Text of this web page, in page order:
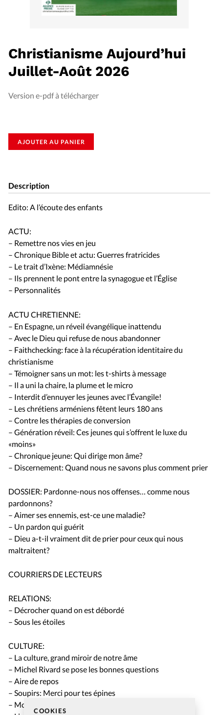
COOKIES
Christianisme Aujourd’hui
Juillet-Août 2026
Version e-pdf à télécharger
AJOUTER AU PANIER
Description
Edito: A l’écoute des enfants
ACTU:
– Remettre nos vies en jeu
– Chronique Bible et actu: Guerres fratricides
– Le trait d’Ixène: Médiamnésie
– Ils prennent le pont entre la synagogue et l’Église
– Personnalités
ACTU CHRETIENNE:
– En Espagne, un réveil évangélique inattendu
– Avec le Dieu qui refuse de nous abandonner
– Faithchecking: face à la récupération identitaire du
christianisme
– Témoigner sans un mot: les t-shirts à message
– Il a uni la chaire, la plume et le micro
– Interdit d’ennuyer les jeunes avec l’Évangile!
– Les chrétiens arméniens fêtent leurs 180 ans
– Contre les thérapies de conversion
– Génération réveil: Ces jeunes qui s’offrent le luxe du
«moins»
– Chronique jeune: Qui dirige mon âme?
– Discernement: Quand nous ne savons plus comment prier
DOSSIER: Pardonne-nous nos offenses… comme nous
pardonnons?
– Aimer ses ennemis, est-ce une maladie?
– Un pardon qui guérit
– Dieu a-t-il vraiment dit de prier pour ceux qui nous
maltraitent?
COURRIERS DE LECTEURS
RELATIONS:
– Décrocher quand on est débordé
– Sous les étoiles
CULTURE:
– La culture, grand miroir de notre âme
– Michel Rivard se pose les bonnes questions
– Aire de repos
– Soupirs: Merci pour tes épines
– Mon témoignage en 2’: Ivanoé